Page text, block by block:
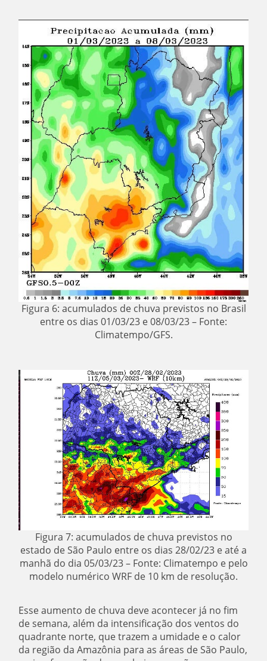
Figura 6: acumulados de chuva previstos no Brasil
entre os dias 01/03/23 e 08/03/23 – Fonte:
Climatempo/GFS.
Figura 7: acumulados de chuva previstos no
estado de São Paulo entre os dias 28/02/23 e até a
manhã do dia 05/03/23 – Fonte: Climatempo e pelo
modelo numérico WRF de 10 km de resolução.
Esse aumento de chuva deve acontecer já no fim
de semana, além da intensificação dos ventos do
quadrante norte, que trazem a umidade e o calor
da região da Amazônia para as áreas de São Paulo,